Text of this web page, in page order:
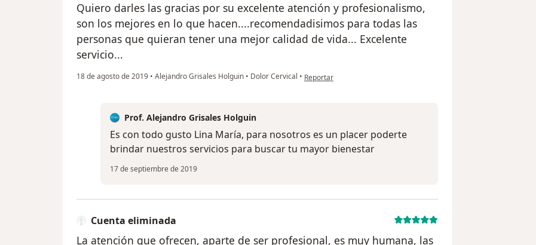
Quiero darles las gracias por su excelente atención y profesionalismo,
son los mejores en lo que hacen....recomendadisimos para todas las
personas que quieran tener una mejor calidad de vida... Excelente
servicio...
18 de agosto de 2019 • Alejandro Grisales Holguin • Dolor Cervical • en opinión del usuario Cuenta eliminada
Reportar
Prof. Alejandro Grisales Holguin
Es con todo gusto Lina María, para nosotros es un placer poderte
brindar nuestros servicios para buscar tu mayor bienestar
17 de septiembre de 2019
Cuenta eliminada
La atención que ofrecen, aparte de ser profesional, es muy humana, las